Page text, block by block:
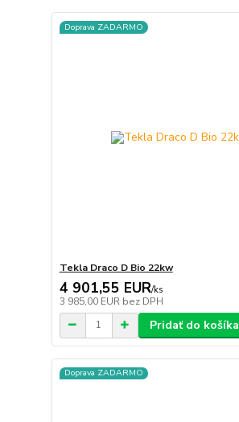
Doprava ZADARMO
Tekla Draco D Bio 22kw
4 901,55 EUR/ks
3 985,00 EUR bez DPH
Pridať do košíka
Doprava ZADARMO